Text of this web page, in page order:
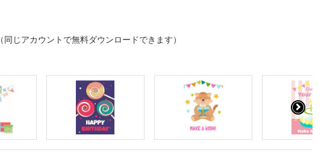
（同じアカウントで無料ダウンロードできます）